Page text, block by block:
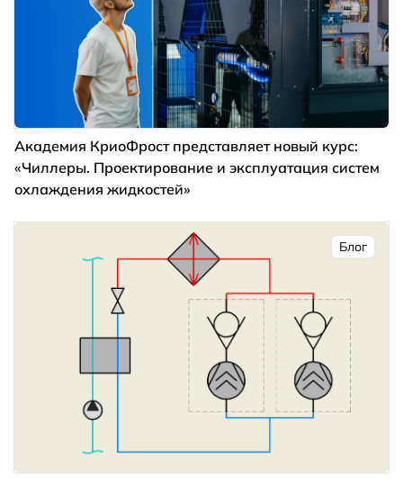
Академия КриоФрост представляет новый курс:
«Чиллеры. Проектирование и эксплуатация систем
охлаждения жидкостей»
Блог